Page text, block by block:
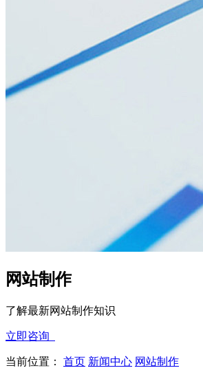
网站制作
了解最新网站制作知识
立即咨询
当前位置： 首页 新闻中心 网站制作